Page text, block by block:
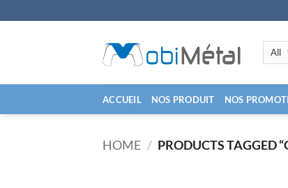
to
ACCUEIL NOS PRODUIT NOS
HOME / PRODUCTS TAGGED